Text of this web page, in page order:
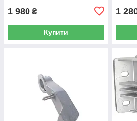
1 980 ₴
Купити
1